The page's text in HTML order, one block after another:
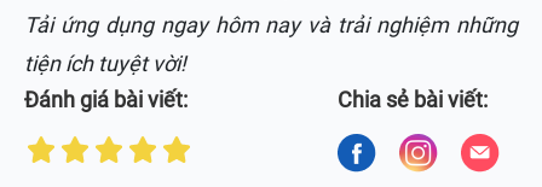
Tải ứng dụng ngay hôm nay và trải nghiệm những
tiện ích tuyệt vời!
Đánh giá bài viết:
Chia sẻ bài viết: